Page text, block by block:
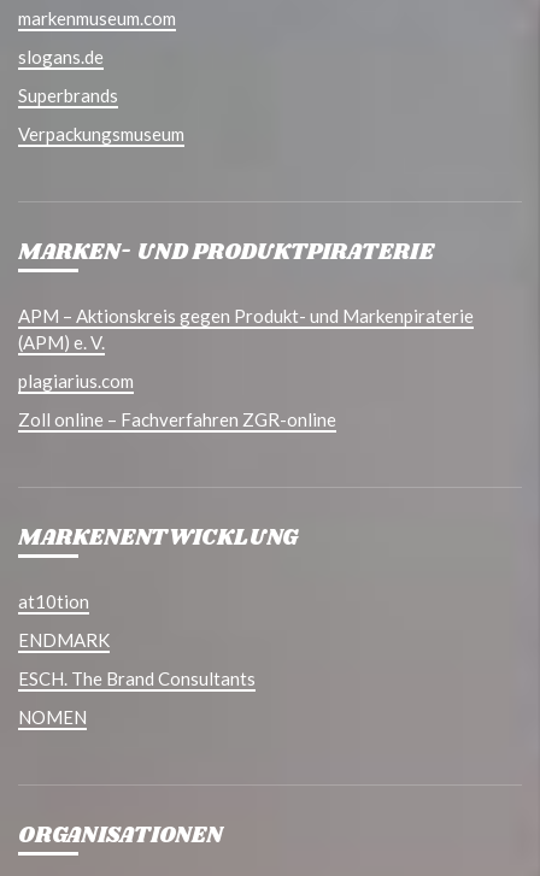
markenmuseum.com
slogans.de
Superbrands
Verpackungsmuseum
MARKEN- UND PRODUKTPIRATERIE
APM – Aktionskreis gegen Produkt- und Markenpiraterie
(APM) e. V.
plagiarius.com
Zoll online – Fachverfahren ZGR-online
MARKENENTWICKLUNG
at10tion
ENDMARK
ESCH. The Brand Consultants
NOMEN
ORGANISATIONEN